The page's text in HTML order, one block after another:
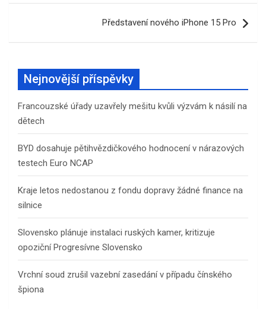
Představení nového iPhone 15 Pro
Nejnovější příspěvky
Francouzské úřady uzavřely mešitu kvůli výzvám k násilí na
dětech
BYD dosahuje pětihvězdičkového hodnocení v nárazových
testech Euro NCAP
Kraje letos nedostanou z fondu dopravy žádné finance na
silnice
Slovensko plánuje instalaci ruských kamer, kritizuje
opoziční Progresívne Slovensko
Vrchní soud zrušil vazební zasedání v případu čínského
špiona